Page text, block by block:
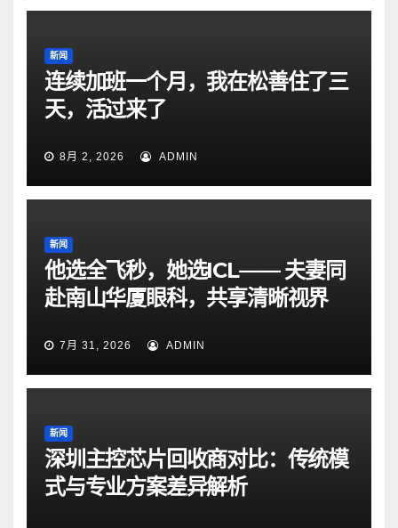
新闻
连续加班一个月，我在松善住了三
天，活过来了
8月 2, 2026 ADMIN
新闻
他选全飞秒，她选ICL—— 夫妻同
赴南山华厦眼科，共享清晰视界
7月 31, 2026 ADMIN
新闻
深圳主控芯片回收商对比：传统模
式与专业方案差异解析